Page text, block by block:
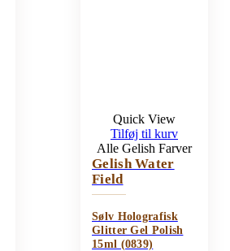
Quick View
Tilføj til kurv
Alle Gelish Farver
Gelish Water
Field
Sølv Holografisk
Glitter Gel Polish
15ml (0839)